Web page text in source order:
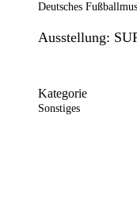
Deutsches
Ausstellung:
Kategorie
Sonstiges